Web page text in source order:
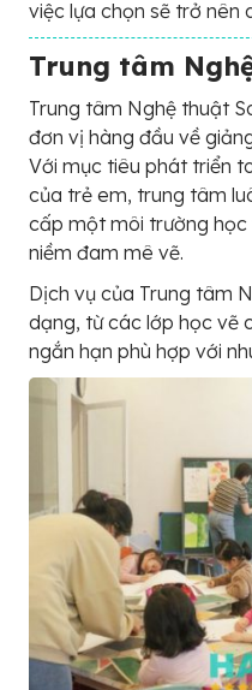
việc lựa chọn sẽ trở nên
Trung tâm
Trung tâm Nghệ thuật
đơn vị hàng đầu về
Với mục tiêu phát triển
của trẻ em, trung tâm
cấp một môi trường
niềm đam mê vẽ.
Dịch vụ của Trung tâm
dạng, từ các lớp học vẽ
ngắn hạn phù hợp với